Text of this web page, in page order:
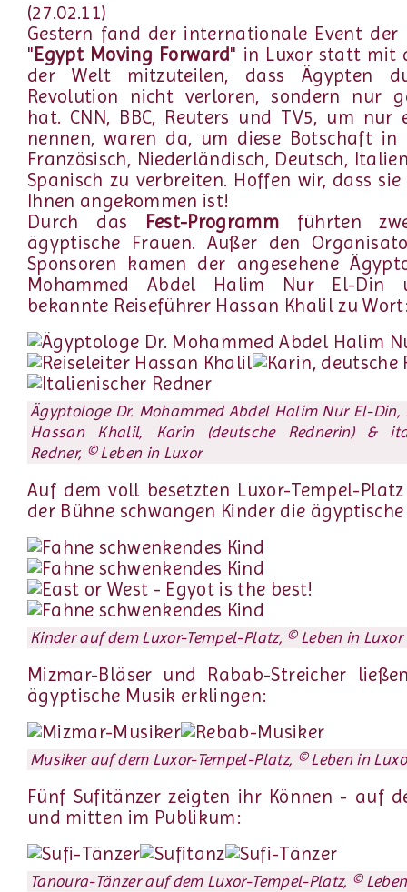
(27.02.11)
Gestern fand der internationale Event der
"Egypt Moving Forward" in Luxor statt mit
der Welt mitzuteilen, dass Ägypten
Revolution nicht verloren, sondern nur
hat. CNN, BBC, Reuters und TV5, um nur
nennen, waren da, um diese Botschaft in
Französisch, Niederländisch, Deutsch,
Spanisch zu verbreiten. Hoffen wir, dass
Ihnen angekommen ist!
Durch das Fest-Programm führten
ägyptische Frauen. Außer den
Sponsoren kamen der angesehene
Mohammed Abdel Halim Nur El-Din
bekannte Reiseführer Hassan Khalil zu
Ägyptologe Dr. Mohammed Abdel Halim Nur El-Din,
Hassan Khalil, Karin (deutsche Rednerin) &
Redner, © Leben in Luxor
Auf dem voll besetzten Luxor-Tempel-
der Bühne schwangen Kinder die ägyptische
Kinder auf dem Luxor-Tempel-Platz, © Leben in Luxor
Mizmar-Bläser und Rabab-Streicher
ägyptische Musik erklingen:
Musiker auf dem Luxor-Tempel-Platz, © Leben in
Fünf Sufitänzer zeigten ihr Können - auf
und mitten im Publikum:
Tanoura-Tänzer auf dem Luxor-Tempel-Platz, ©